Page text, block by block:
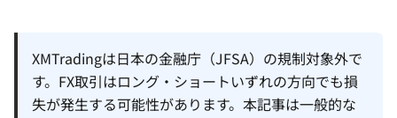
XMTradingは日本の金融庁（JFSA）の規制対象外で
す。FX取引はロング・ショートいずれの方向でも損
失が発生する可能性があります。本記事は一般的な